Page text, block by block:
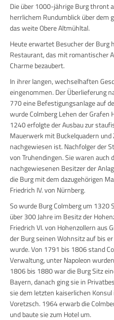
Die über 1000-jährige Burg thront
herrlichem Rundumblick über dem
das weite Obere Altmühltal.
Heute erwartet Besucher der
Restaurant, das mit romantischer
Charme bezaubert.
In ihrer langen, wechselhaften
eingenommen. Der Überlieferung
770 eine Befestigungsanlage auf
wurde Colmberg Lehen der
1240 erfolgte der Ausbau zur
Mauerwerk mit Buckelquadern
nachgewiesen ist. Nachfolger der
von Truhendingen. Sie waren auch
nachgewiesenen Besitzer der
die Burg mit dem dazugehörigen
Friedrich IV. von Nürnberg.
So wurde Burg Colmberg um 1320
über 300 Jahre im Besitz der
Friedrich VI. von Hohenzollern aus
der Burg seinen Wohnsitz auf bis
wurde. Von 1791 bis 1806 stand
Verwaltung, unter Napoleon
1806 bis 1880 war die Burg Sitz
Bayern, danach ging sie in
sie dem letzten kaiserlichen Konsul
Voretzsch. 1964 erwarb die
und baute sie zum Hotel um.